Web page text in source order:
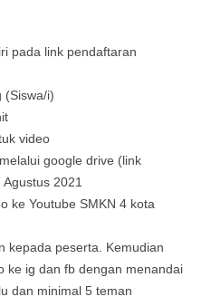
pada link pendaftaran
(Siswa/i)
video
google drive (link
2021
ke Youtube SMKN 4 kota
kepada peserta. Kemudian
ke ig dan fb dengan menandai
dan minimal 5 teman